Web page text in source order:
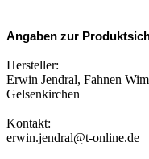
Angaben zur
Hersteller:
Erwin Jendral, Fahnen
Gelsenkirchen
Kontakt:
erwin.jendral@t-online.de